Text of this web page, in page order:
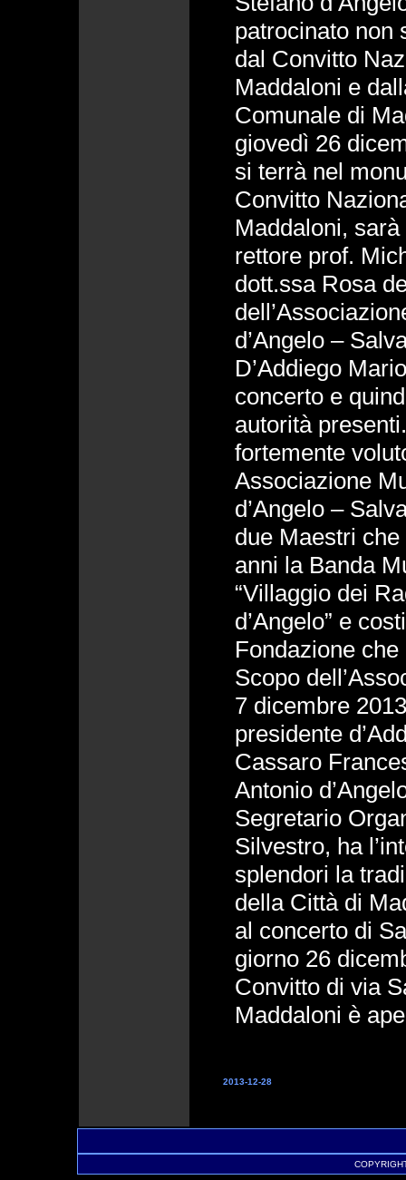
patrocinato non
dal Convitto
Maddaloni e
Comunale di
giovedì 26
si terrà nel
Convitto
Maddaloni,
rettore prof.
dott.ssa Rosa
d’Angelo –
D’Addiego
concerto e
autorità
fortemente
Associazione
d’Angelo –
due Maestri
anni la Banda
“Villaggio dei
d’Angelo” e
Fondazione
Scopo
7 dicembre
presidente
Cassaro
Antonio
Segretario
Silvestro, ha
splendori la
della Città di
al concerto di
giorno 26
Convitto di via
Maddaloni è
2013-12-28